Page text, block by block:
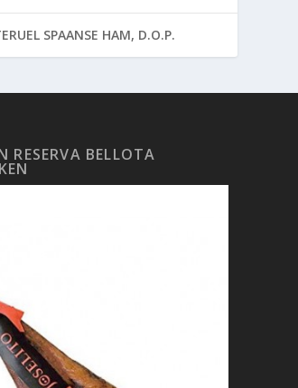
SPAANSE HAM, D.O.P.
RESERVA BELLOTA